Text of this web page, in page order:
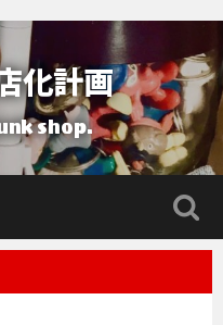
化計画
shop.